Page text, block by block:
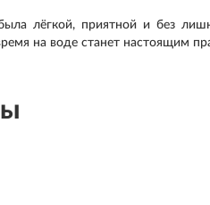
лёгкой, приятной и без
на воде станет настоящим